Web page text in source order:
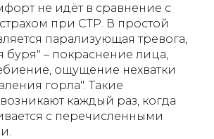
не идёт в сравнение с
при СТР. В простой
парализующая тревога,
буря" – покраснение лица,
ощущение нехватки
горла". Такие
каждый раз, когда
с перечисленными